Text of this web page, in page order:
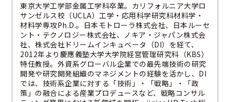
東京大学工学部金属工学科卒業。カリフォルニア大学ロ
サンゼルス校（UCLA）工学・応用科学研究科材料学・
材料学専攻Ph.D.。日本モトローラ株式会社、日本ルーセ
ント・テクノロジー株式会社、ノキア・ジャパン株式会
社、株式会社ドリームインキュベータ（DI）を経て、
2012年より慶應義塾大学大学院経営管理研究科（KBS）
特任教授。外資系グローバル企業での最先端技術の研究
開発や研究開発組織のマネジメントの経験を活かし、DI
では、技術系企業に対する「技術」・「戦略」・「政
策」の融合による産業プロデュースなど、戦略コンサル